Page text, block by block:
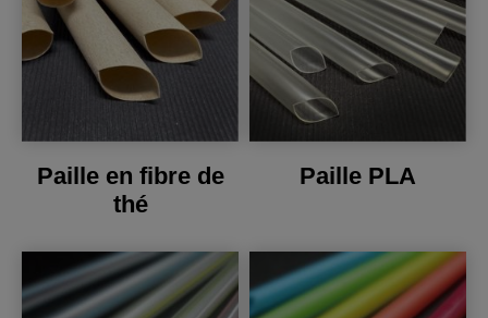
Paille en fibre de
thé
Paille PLA